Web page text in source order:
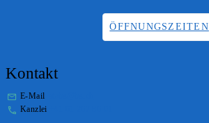
ÖFFNUNGSZEITEN
Kontakt
E-Mail
Kanzlei